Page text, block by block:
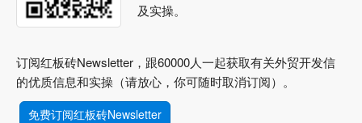
及实操。
订阅红板砖Newsletter，跟60000人一起获取有关外贸开发信
的优质信息和实操（请放心，你可随时取消订阅）。
免费订阅红板砖Newsletter